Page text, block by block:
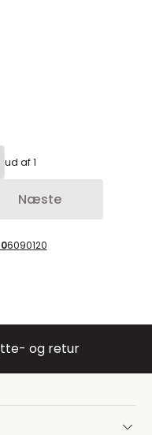
ud af 1
Næste
6090120
og retur